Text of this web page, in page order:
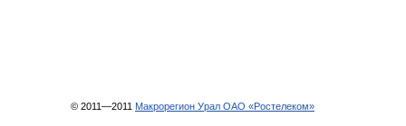
© 2011—2011 Макрорегион Урал ОАО «Ростелеком»